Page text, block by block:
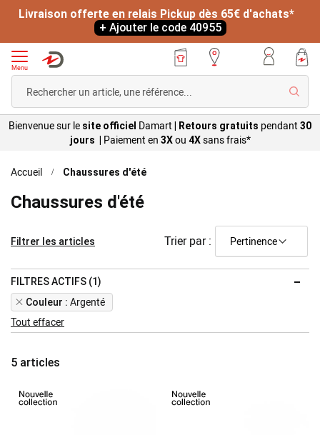
Livraison offerte en relais Pickup dès 65€ d'achats*
+ Ajouter le code 40955
Menu
Bienvenue sur le site officiel Damart Retours gratuits pendant 30
jours | Paiement en 3Xou 4Xsansfrais*
Accueil Chaussures d'été
Chaussures d'été
5 articles
Trier par :
Filtrer les articles
FILTRES ACTIFS (1)
Couleur
Argenté
Remove
This
Item
Tout effacer